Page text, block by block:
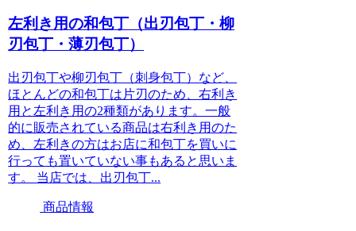
左利き用の和包丁（出刃包丁・柳
刃包丁・薄刃包丁）
出刃包丁や柳刃包丁（刺身包丁）など、
ほとんどの和包丁は片刃のため、右利き
用と左利き用の2種類があります。一般
的に販売されている商品は右利き用のた
め、左利きの方はお店に和包丁を買いに
行っても置いていない事もあると思いま
す。 当店では、出刃包丁...
商品情報